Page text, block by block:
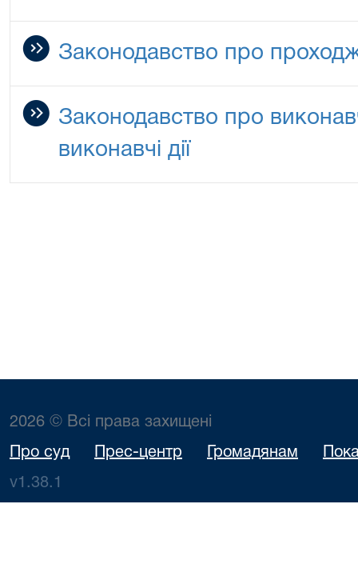
Законодавство про
Законодавство про
виконавчі дії
2026 © Всі права захищені
Про суд Прес-центр Громадянам
v1.38.1